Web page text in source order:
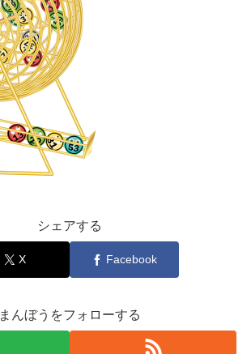
シェアする
X Facebook
まんぼうをフォローする